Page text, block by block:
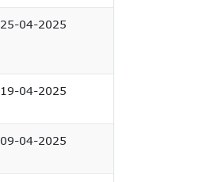
25-04-2025
19-04-2025
09-04-2025